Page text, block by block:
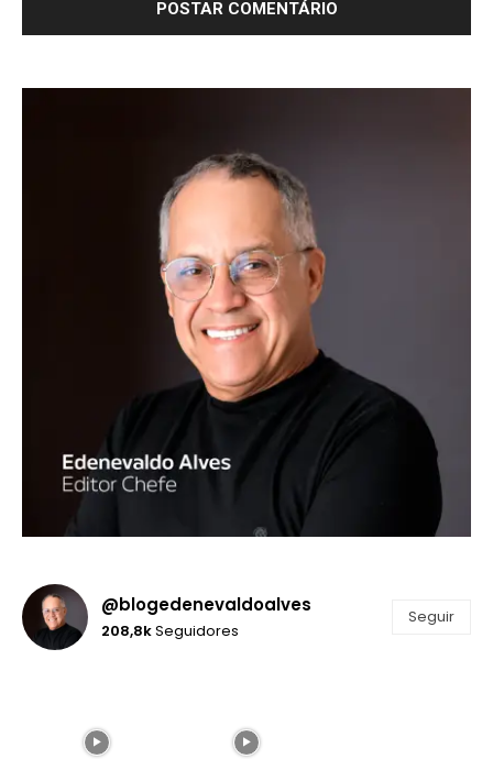
@blogedenevaldoalves
208,8kSeguidores
Seguir